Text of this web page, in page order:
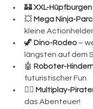
🏰 XXL-Hüpfburgen
💥 Mega Ninja-
kleine
🦖 Dino-Rodeo –
längsten auf dem
🤖 Roboter-
futuristischer Fun
Multiplay-
das Abenteuer!